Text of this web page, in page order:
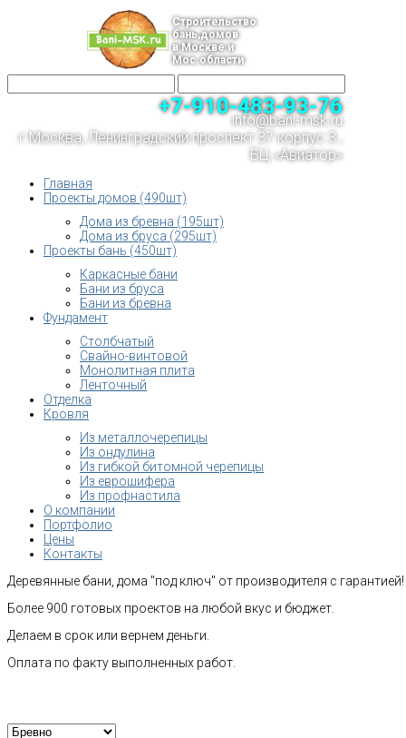
Строительство
бань,домов
в Москве и
Мос.области
+7-910-483-93-76
info@bani-msk.ru
г.Москва, Ленинградский проспект 37 корпус 3 ,
БЦ «Авиатор»
Главная
Проекты домов (490шт)
Дома из бревна (195шт)
Дома из бруса (295шт)
Проекты бань (450шт)
Каркасные бани
Бани из бруса
Бани из бревна
Фундамент
Столбчатый
Свайно-винтовой
Монолитная плита
Ленточный
Отделка
Кровля
Из металлочерепицы
Из ондулина
Из гибкой битомной черепицы
Из еврошифера
Из профнастила
О компании
Портфолио
Цены
Контакты
Деревянные бани, дома "под ключ" от производителя с гарантией!
Более 900 готовых проектов на любой вкус и бюджет.
Делаем в срок или вернем деньги.
Оплата по факту выполненных работ.